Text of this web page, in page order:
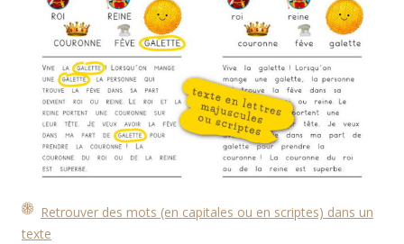
Retrouver des mots (en capitales ou en scriptes) dans un
texte